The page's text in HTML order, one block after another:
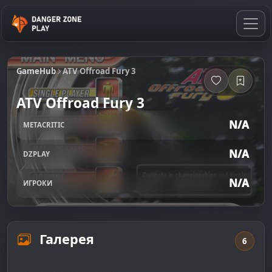
GameHub ATV Offroad Fury 3
ATV Offroad Fury 3
METACRITIC N/A
DZPLAY N/A
ИГРОКИ N/A
Галерея 6